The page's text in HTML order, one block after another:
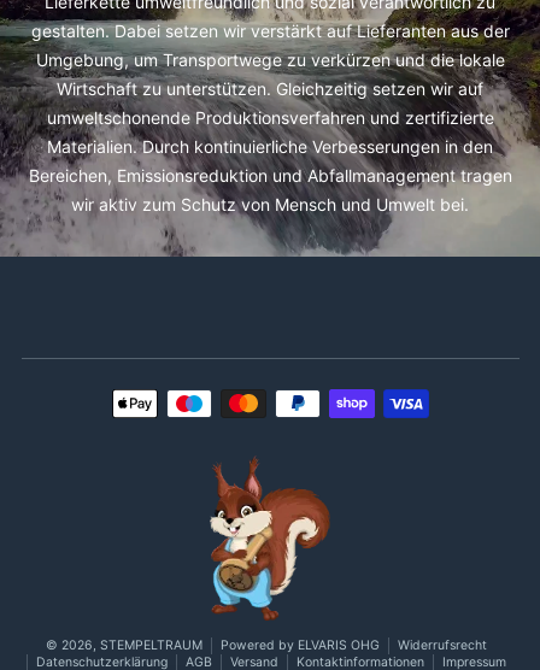
gestalten. Dabei setzen wir verstärkt auf Lieferanten aus der
Umgebung, um Transportwege zu verkürzen und die lokale
Wirtschaft zu unterstützen. Gleichzeitig setzen wir auf
umweltschonende Produktionsverfahren und zertifizierte
Materialien. Durch kontinuierliche Verbesserungen in den
Bereichen, Emissionsreduktion und Abfallmanagement tragen
wir aktiv zum Schutz von Mensch und Umwelt bei.
Zahlungsmethoden
© 2026, STEMPELTRAUM Powered by ELVARIS OHG
Widerrufsrecht
Datenschutzerklärung
AGB Versand Kontaktinformationen Impressum